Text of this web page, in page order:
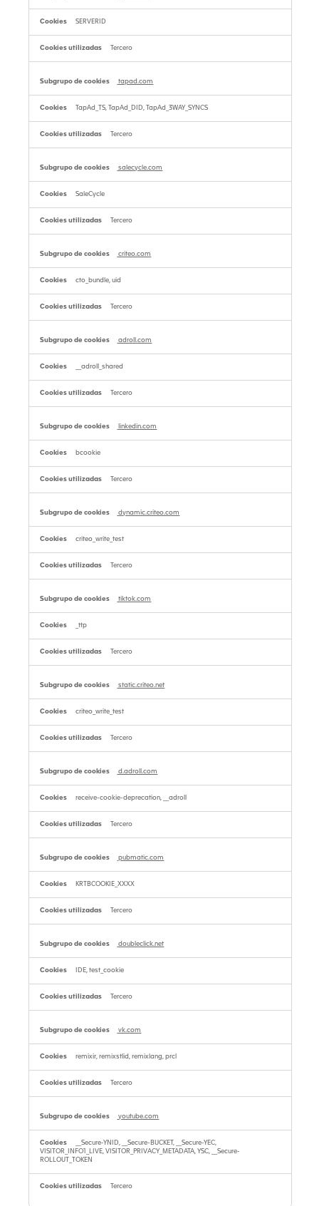
SERVERID
Tercero
tapad.com
TapAd_TS, TapAd_DID, TapAd_3WAY_SYNCS
Tercero
salecycle.com
SaleCycle
Tercero
criteo.com
cto_bundle, uid
Tercero
adroll.com
__adroll_shared
Tercero
linkedin.com
bcookie
Tercero
dynamic.criteo.com
criteo_write_test
Tercero
tiktok.com
_ttp
Tercero
static.criteo.net
criteo_write_test
Tercero
d.adroll.com
receive-cookie-deprecation, __adroll
Tercero
pubmatic.com
KRTBCOOKIE_XXXX
Tercero
doubleclick.net
IDE, test_cookie
Tercero
vk.com
remixir, remixstlid, remixlang, prcl
Tercero
youtube.com
__Secure-YNID, __Secure-BUCKET, __Secure-YEC,
VISITOR_INFO1_LIVE, VISITOR_PRIVACY_METADATA, YSC, __Secure-
ROLLOUT_TOKEN
Tercero